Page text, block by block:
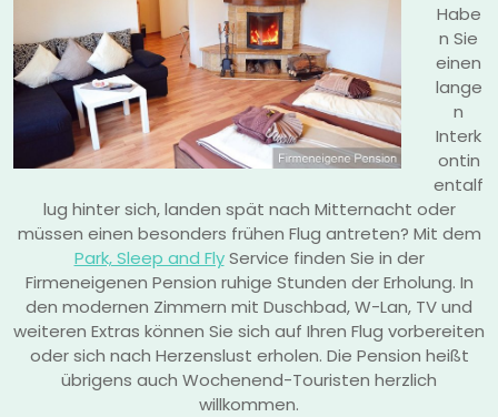
Habe
n Sie
einen
lange
n
Interk
ontin
entalf
lug hinter sich, landen spät nach Mitternacht oder
müssen einen besonders frühen Flug antreten? Mit dem
Park, Sleep and FlyService finden Sie in der
Firmeneigenen Pension ruhige Stunden der Erholung. In
den modernen Zimmern mit Duschbad, W-Lan, TV und
weiteren Extras können Sie sich auf Ihren Flug vorbereiten
oder sich nach Herzenslust erholen. Die Pension heißt
übrigens auch Wochenend-Touristen herzlich
willkommen.